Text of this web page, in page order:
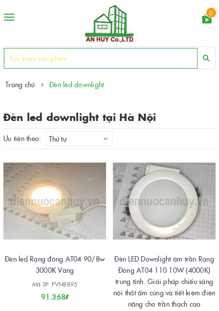
Toggle
0
Trang chủ Đèn led downlight
Đèn led downlight tại Hà Nội
Ưu tiên theo: Thứ tự
Đèn led Rạng đông AT04 90/8w
3000K Vàng
Mã SP: PVN8895
91.368₫
Đèn LED Downlight âm trần Rạng
Đông AT04 110 10W (4000K)
trung tính. Giải pháp chiếu sáng
nội thất ấm cúng và tiết kiệm điện
năng cho trần thạch cao